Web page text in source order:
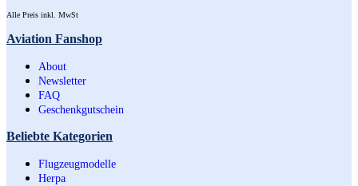
Alle Preis inkl. MwSt
Aviation Fanshop
About
Newsletter
FAQ
Geschenkgutschein
Beliebte Kategorien
Flugzeugmodelle
Herpa